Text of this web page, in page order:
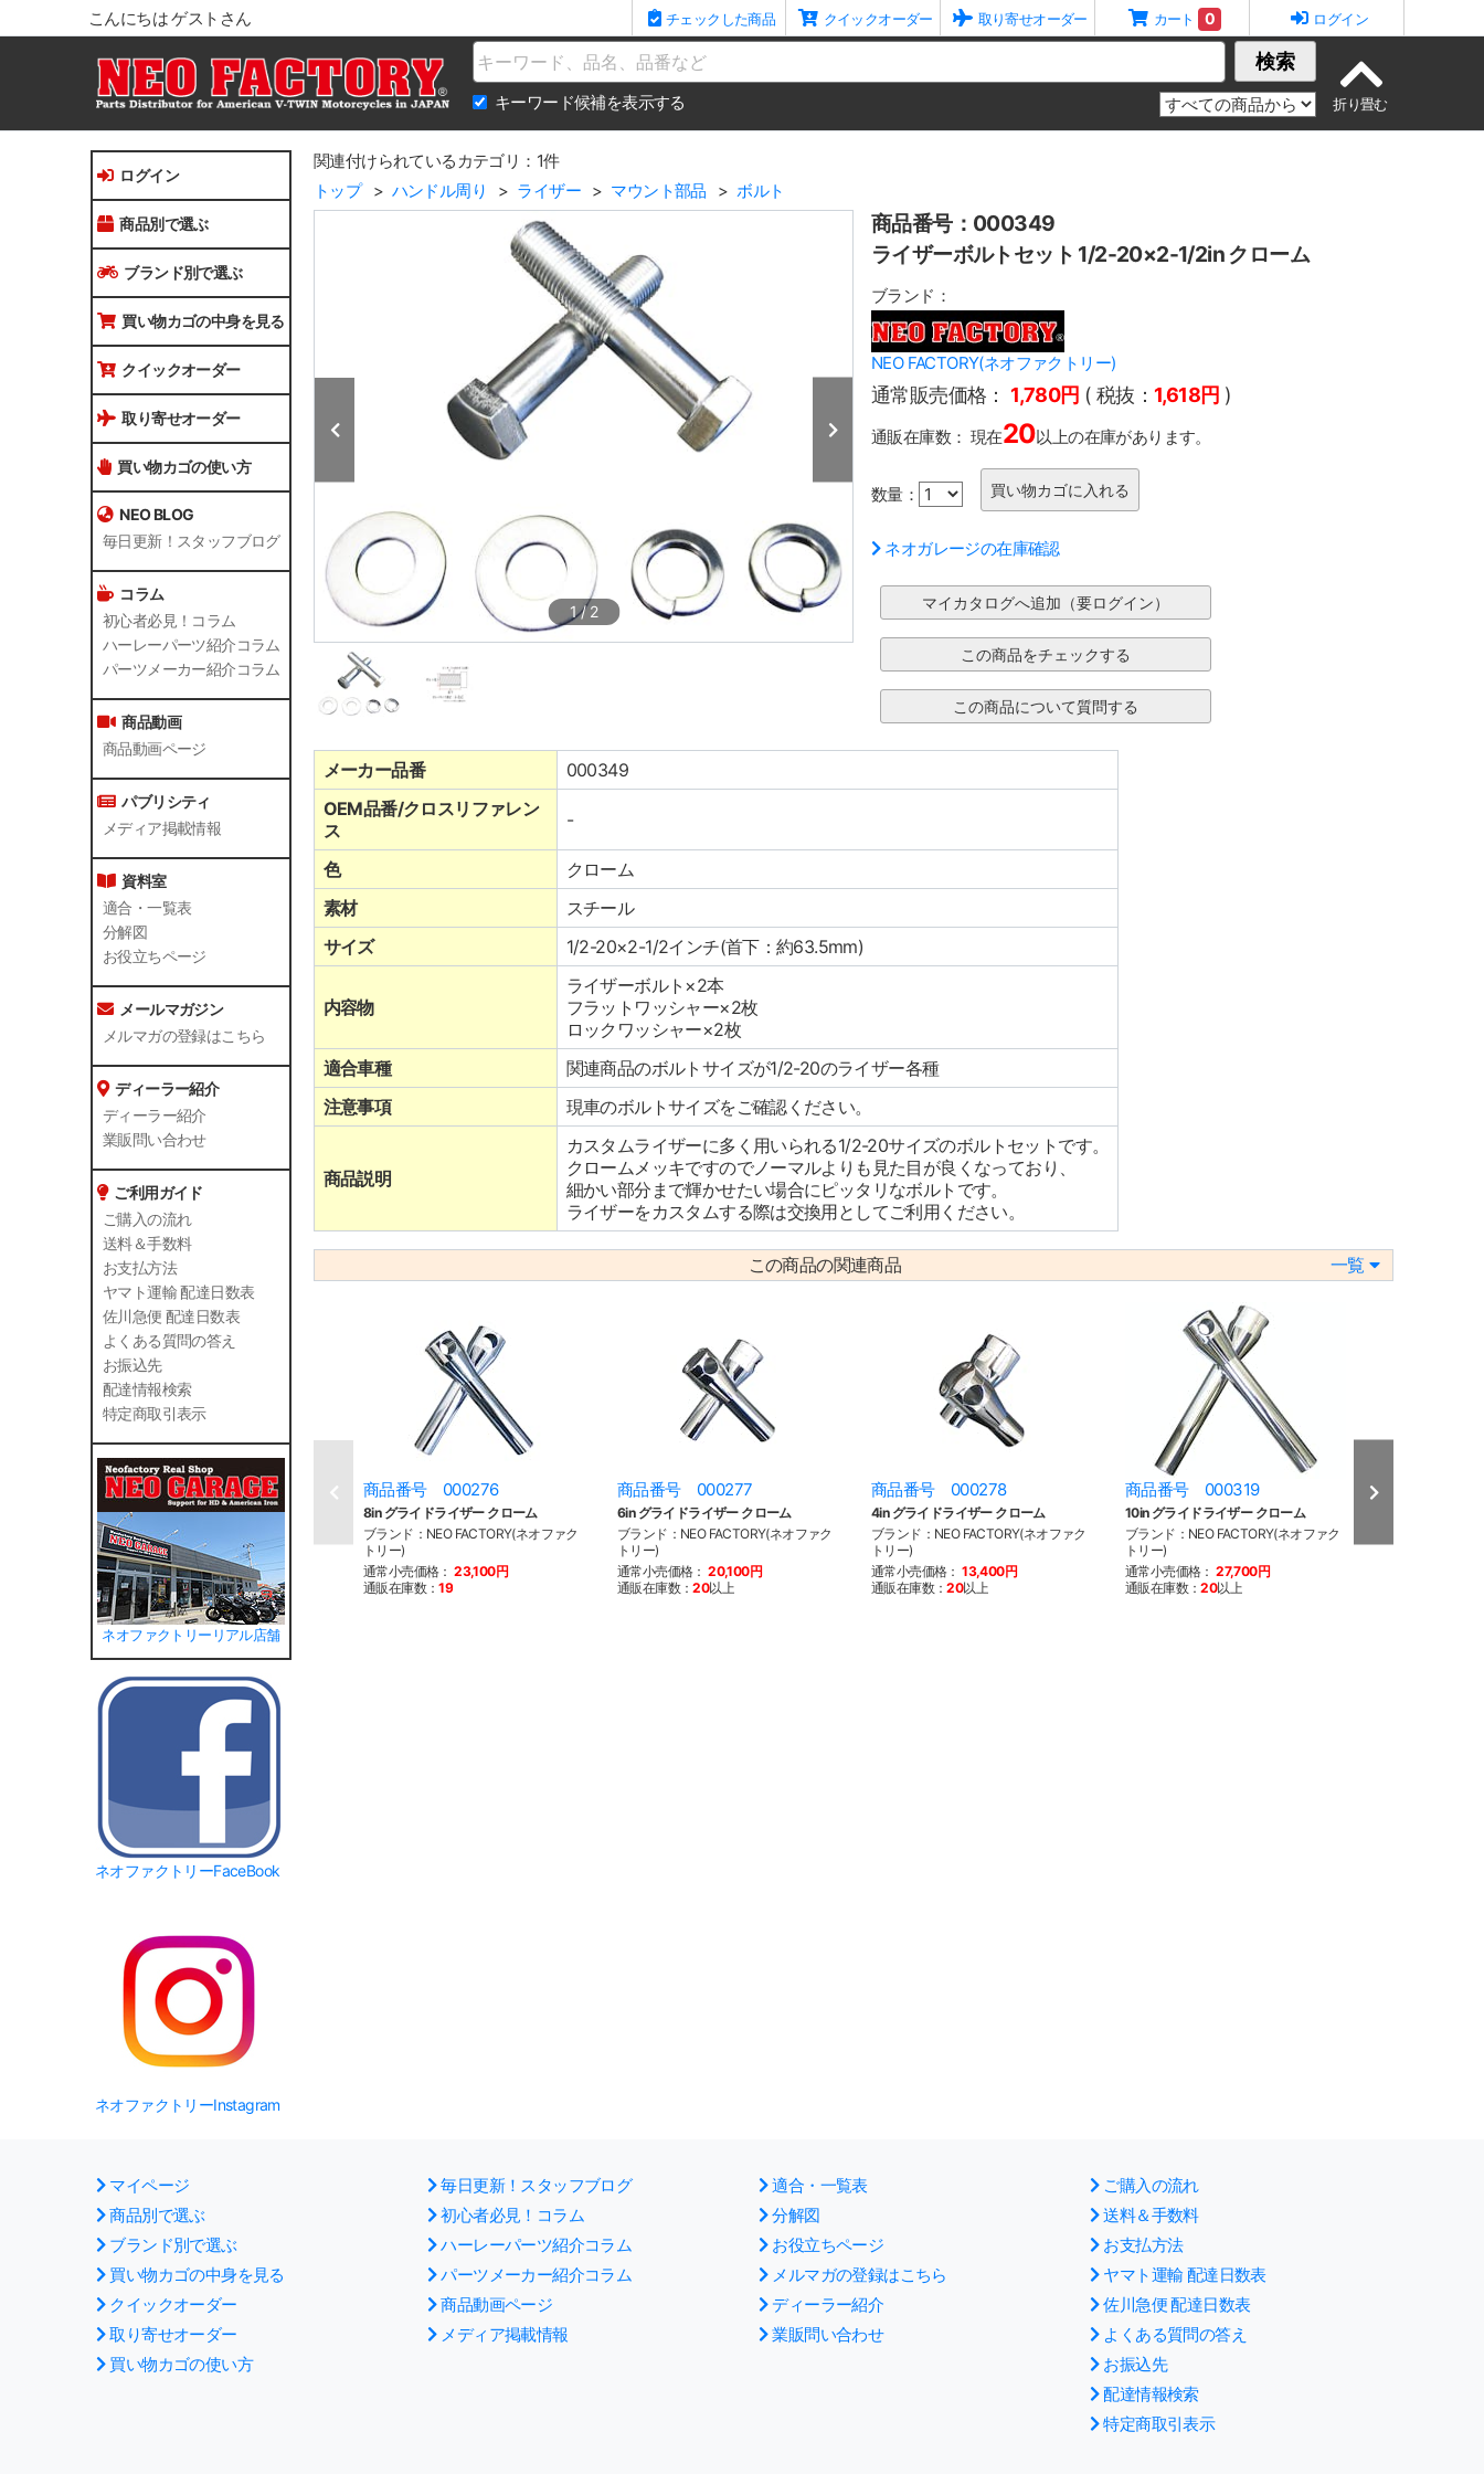
こんにちは ゲストさん チェックした商品 クイックオーダー 取り寄せオーダー カート 0 ログイン
Name 検索
キーワード候補を表示する
ログイン
商品別で選ぶ
ブランド別で選ぶ
買い物カゴの中身を見る
クイックオーダー
取り寄せオーダー
買い物カゴの使い方
NEO BLOG
毎日更新！スタッフブログ
コラム
初心者必見！コラム
ハーレーパーツ紹介コラム
パーツメーカー紹介コラム
商品動画
商品動画ページ
パブリシティ
メディア掲載情報
資料室
適合・一覧表
分解図
お役立ちページ
メールマガジン
メルマガの登録はこちら
ディーラー紹介
ディーラー紹介
業販問い合わせ
ご利用ガイド
ご購入の流れ
送料＆手数料
お支払方法
ヤマト運輸 配達日数表
佐川急便 配達日数表
よくある質問の答え
お振込先
配達情報検索
特定商取引表示
ネオファクトリーリアル店舗
ネオファクトリーFaceBook
ネオファクトリーInstagram
関連付けられているカテゴリ：1件
トップ
ハンドル周り ライザー マウント部品 ボルト
1/2
商品番号：000349
ライザーボルトセット 1/2-20×2-1/2in クローム
ブランド：
NEO FACTORY(ネオファクトリー)
通常販売価格： 1,780円 ( 税抜： 1,618円 )
通販在庫数： 現在20以上の在庫があります。
数量：
ネオガレージの在庫確認
メーカー品番
000349
OEM品番/クロスリファレン
ス
-
色
クローム
素材
スチール
サイズ
1/2-20×2-1/2インチ(首下：約63.5mm)
内容物
ライザーボルト×2本
フラットワッシャー×2枚
ロックワッシャー×2枚
適合車種
関連商品のボルトサイズが1/2-20のライザー各種
注意事項
現車のボルトサイズをご確認ください。
商品説明
カスタムライザーに多く用いられる1/2-20サイズのボルトセットです。
クロームメッキですのでノーマルよりも見た目が良くなっており、
細かい部分まで輝かせたい場合にピッタリなボルトです。
ライザーをカスタムする際は交換用としてご利用ください。
この商品の関連商品 一覧
商品番号 000276
8in グライドライザー クローム
ブランド：NEO FACTORY(ネオファク
トリー)
通常小売価格： 23,100円
通販在庫数：19
商品番号 000277
6in グライドライザー クローム
ブランド：NEO FACTORY(ネオファク
トリー)
通常小売価格： 20,100円
通販在庫数：20以上
商品番号 000278
4in グライドライザー クローム
ブランド：NEO FACTORY(ネオファク
トリー)
通常小売価格： 13,400円
通販在庫数：20以上
商品番号 000319
10in グライドライザー クローム
ブランド：NEO FACTORY(ネオファク
トリー)
通常小売価格： 27,700円
通販在庫数：20以上
トリー)
マイページ
商品別で選ぶ
ブランド別で選ぶ
買い物カゴの中身を見る
クイックオーダー
取り寄せオーダー
買い物カゴの使い方
毎日更新！スタッフブログ
初心者必見！コラム
ハーレーパーツ紹介コラム
パーツメーカー紹介コラム
商品動画ページ
メディア掲載情報
適合・一覧表
分解図
お役立ちページ
メルマガの登録はこちら
ディーラー紹介
業販問い合わせ
ご購入の流れ
送料＆手数料
お支払方法
ヤマト運輸 配達日数表
佐川急便 配達日数表
よくある質問の答え
お振込先
配達情報検索
特定商取引表示